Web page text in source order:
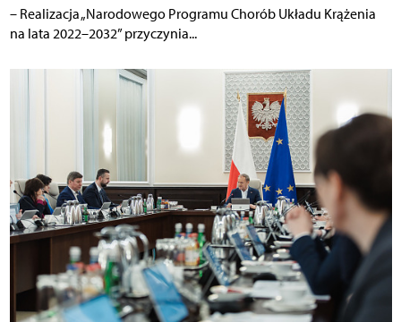
– Realizacja „Narodowego Programu Chorób Układu Krążenia
na lata 2022–2032” przyczynia...